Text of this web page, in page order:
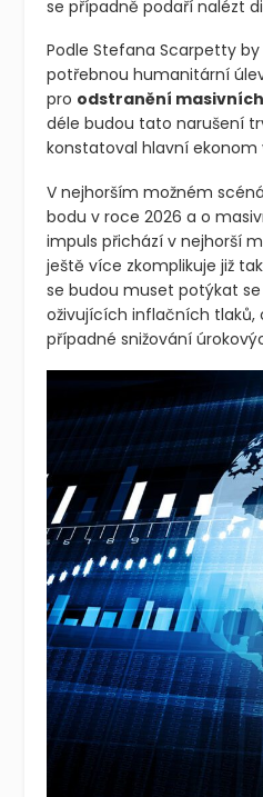
se případně podaří nalézt
Podle Stefana Scarpetty
potřebnou humanitární
pro odstranění
déle budou tato narušení
konstatoval hlavní
V nejhorším možném
bodu v roce 2026 a o
impuls přichází v nejhorší
ještě více zkomplikuje již
se budou muset potýkat
oživujících inflačních tlaků,
případné snižování